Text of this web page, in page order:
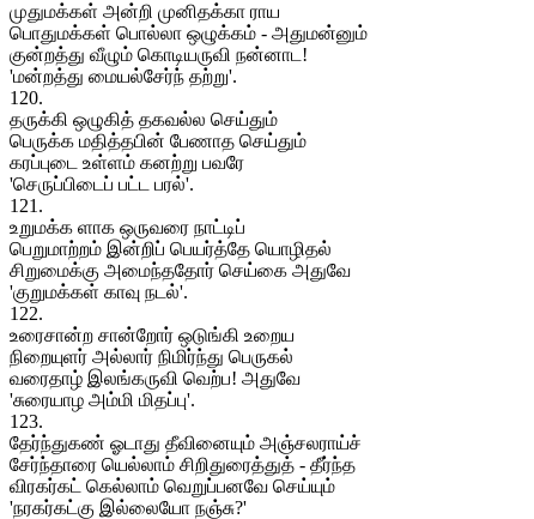
முதுமக்கள் அன்றி முனிதக்கா ராய
பொதுமக்கள் பொல்லா ஒழுக்கம் - அதுமன்னும்
குன்றத்து வீழும் கொடியருவி நன்னாட!
'மன்றத்து மையல்சேர்ந் தற்று'.
120.
தருக்கி ஒழுகித் தகவல்ல செய்தும்
பெருக்க மதித்தபின் பேணாத செய்தும்
கரப்புடை உள்ளம் கனற்று பவரே
'செருப்பிடைப் பட்ட பரல்'.
121.
உறுமக்க ளாக ஒருவரை நாட்டிப்
பெறுமாற்றம் இன்றிப் பெயர்த்தே யொழிதல்
சிறுமைக்கு அமைந்ததோர் செய்கை அதுவே
'குறுமக்கள் காவு நடல்'.
122.
உரைசான்ற சான்றோர் ஒடுங்கி உறைய
நிறையுளர் அல்லார் நிமிர்ந்து பெருகல்
வரைதாழ் இலங்கருவி வெற்ப! அதுவே
'சுரையாழ அம்மி மிதப்பு'.
123.
தேர்ந்துகண் ஓடாது தீவினையும் அஞ்சலராய்ச்
சேர்ந்தாரை யெல்லாம் சிறிதுரைத்துத் - தீர்ந்த
விரகர்கட் கெல்லாம் வெறுப்பனவே செய்யும்
'நரகர்கட்கு இல்லையோ நஞ்சு?'